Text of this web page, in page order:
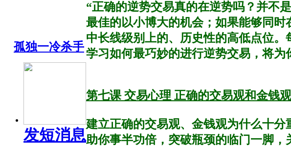
孤独一冷杀手
发短消息
“正确的逆势交易真的在逆势吗？并不
最佳的以小博大的机会；如果能够同
中长线级别上的、历史性的高低点位。
学习如何最巧妙的进行逆势交易，将
第七课 交易心理 正确的交易观和金钱观
建立正确的交易观、金钱观为什么十
助你事半功倍，突破瓶颈的临门一脚，